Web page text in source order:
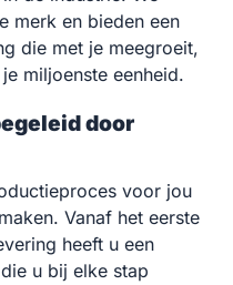
merk en bieden een
die met je meegroeit,
miljoenste eenheid.
door
voor jou
Vanaf het eerste
heeft u een
u bij elke stap